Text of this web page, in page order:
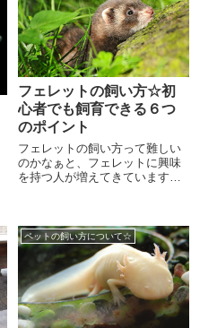
フェレットの飼い方☆初
心者でも飼育できる６つ
のポイント
フェレットの飼い方って難しい
のかなぁと、フェレットに興味
を持つ人が増えてきています。
ペットの飼い方について☆